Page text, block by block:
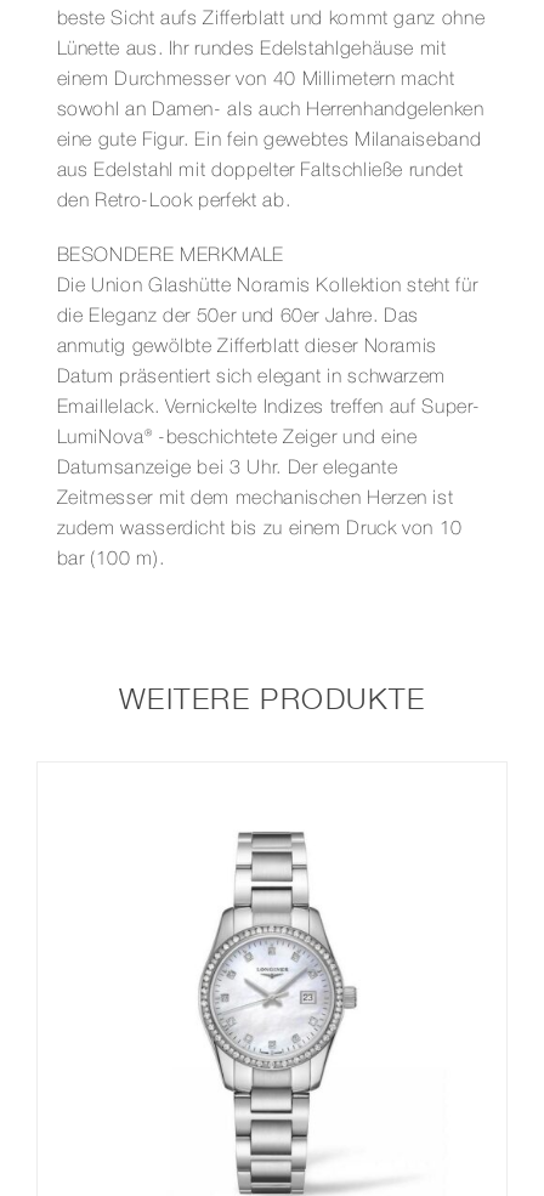
beste Sicht aufs Zifferblatt und kommt ganz ohne
Lünette aus. Ihr rundes Edelstahlgehäuse mit
einem Durchmesser von 40 Millimetern macht
sowohl an Damen- als auch Herrenhandgelenken
eine gute Figur. Ein fein gewebtes Milanaiseband
aus Edelstahl mit doppelter Faltschließe rundet
den Retro-Look perfekt ab.
BESONDERE MERKMALE
Die Union Glashütte Noramis Kollektion steht für
die Eleganz der 50er und 60er Jahre. Das
anmutig gewölbte Zifferblatt dieser Noramis
Datum präsentiert sich elegant in schwarzem
Emaillelack. Vernickelte Indizes treffen auf Super-
LumiNova® -beschichtete Zeiger und eine
Datumsanzeige bei 3 Uhr. Der elegante
Zeitmesser mit dem mechanischen Herzen ist
zudem wasserdicht bis zu einem Druck von 10
bar (100 m).
WEITERE PRODUKTE